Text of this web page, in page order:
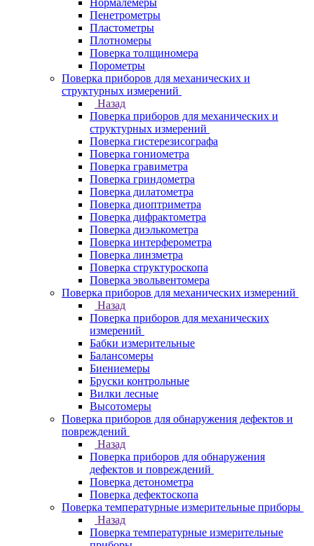
Нормалемеры
Пенетрометры
Пластометры
Плотномеры
Поверка толщиномера
Порометры
Поверка приборов для механических и
структурных измерений
Назад
Поверка приборов для механических и
структурных измерений
Поверка гистерезисографа
Поверка гониометра
Поверка гравиметра
Поверка гриндометра
Поверка дилатометра
Поверка диоптриметра
Поверка дифрактометра
Поверка диэлькометра
Поверка интерферометра
Поверка линзметра
Поверка структуроскопа
Поверка эвольвентомера
Поверка приборов для механических измерений
Назад
Поверка приборов для механических
измерений
Бабки измерительные
Балансомеры
Биениемеры
Бруски контрольные
Вилки лесные
Высотомеры
Поверка приборов для обнаружения дефектов и
повреждений
Назад
Поверка приборов для обнаружения
дефектов и повреждений
Поверка детонометра
Поверка дефектоскопа
Поверка температурные измерительные приборы
Назад
Поверка температурные измерительные